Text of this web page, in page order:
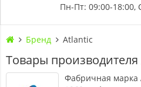
Пн-Пт: 09:00-18:00,
Бренд Atlantic
Товары
Фабричная марка